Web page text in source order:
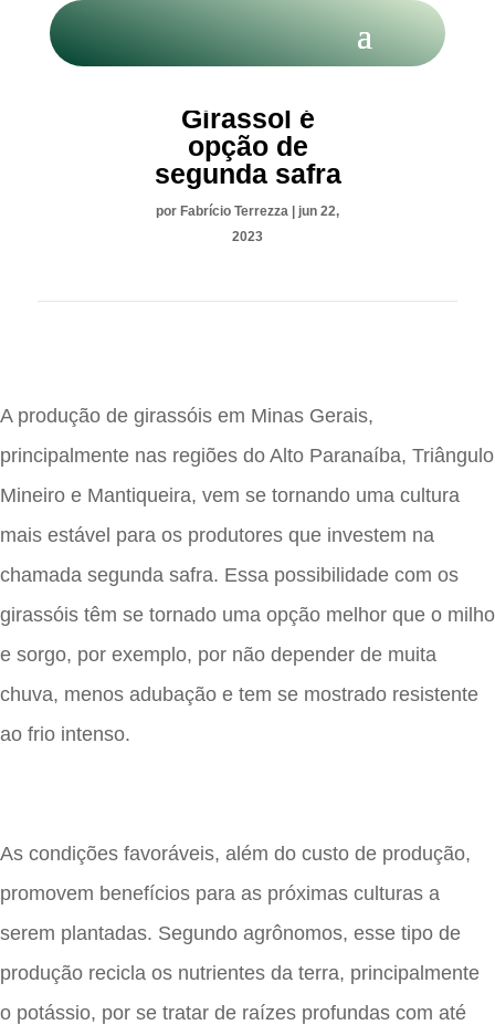
Girassol é
opção de
segunda safra
por Fabrício Terrezza | jun 22,
2023
A produção de girassóis em Minas Gerais,
principalmente nas regiões do Alto Paranaíba, Triângulo
Mineiro e Mantiqueira, vem se tornando uma cultura
mais estável para os produtores que investem na
chamada segunda safra. Essa possibilidade com os
girassóis têm se tornado uma opção melhor que o milho
e sorgo, por exemplo, por não depender de muita
chuva, menos adubação e tem se mostrado resistente
ao frio intenso.
As condições favoráveis, além do custo de produção,
promovem benefícios para as próximas culturas a
serem plantadas. Segundo agrônomos, esse tipo de
produção recicla os nutrientes da terra, principalmente
o potássio, por se tratar de raízes profundas com até